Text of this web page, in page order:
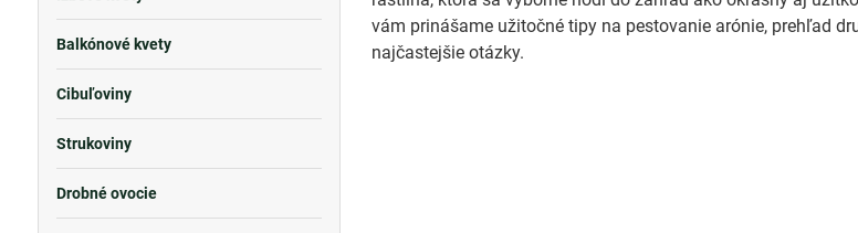
vám prinášame užitočné tipy na pestovanie arónie, prehľad
najčastejšie otázky.
Balkónové kvety
Cibuľoviny
Strukoviny
Drobné ovocie